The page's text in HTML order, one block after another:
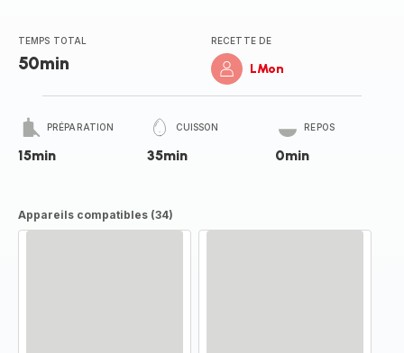
TEMPS TOTAL
50min
RECETTE DE
LMon
PRÉPARATION
15min
CUISSON
35min
REPOS
0min
Appareils compatibles (34)